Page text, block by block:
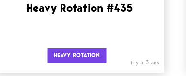
Heavy Rotation #435
HEAVY ROTATION
il y a 3 ans